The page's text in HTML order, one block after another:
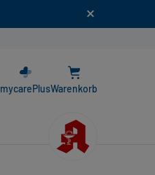
mycarePlusWarenkorb